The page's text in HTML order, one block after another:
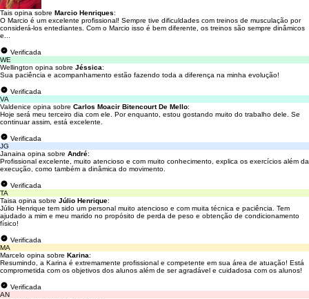
Tais opina sobre Marcio Henriques:
O Marcio é um excelente profissional! Sempre tive dificuldades com treinos de musculação por
considerá-los entediantes. Com o Marcio isso é bem diferente, os treinos são sempre dinâmicos
e...
Verificada
WE
Wellington opina sobre Jéssica:
Sua paciência e acompanhamento estão fazendo toda a diferença na minha evolução!
Verificada
VA
Valdenice opina sobre Carlos Moacir Bitencourt De Mello:
Hoje será meu terceiro dia com ele. Por enquanto, estou gostando muito do trabalho dele. Se
continuar assim, está excelente.
Verificada
JG
Janaina opina sobre André:
Profissional excelente, muito atencioso e com muito conhecimento, explica os exercícios além da
execução, como também a dinâmica do movimento.
Verificada
TA
Taisa opina sobre Júlio Henrique:
Júlio Henrique tem sido um personal muito atencioso e com muita técnica e paciência. Tem
ajudado a mim e meu marido no propósito de perda de peso e obtenção de condicionamento
físico!
Verificada
MA
Marcelo opina sobre Karina:
Resumindo, a Karina é extremamente profissional e competente em sua área de atuação! Está
comprometida com os objetivos dos alunos além de ser agradável e cuidadosa com os alunos!
Verificada
AN